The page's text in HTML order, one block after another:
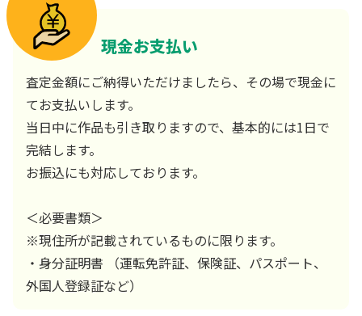
現金お支払い
査定金額にご納得いただけましたら、その場で現金に
てお支払いします。
当日中に作品も引き取りますので、基本的には1日で
完結します。
お振込にも対応しております。
＜必要書類＞
※現住所が記載されているものに限ります。
・身分証明書 （運転免許証、保険証、パスポート、
外国人登録証など）